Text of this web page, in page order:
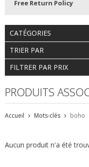
Free Return Policy
CATÉGORIES
TRIER PAR
FILTRER PAR PRIX
PRODUITS
Accueil Mots-clés boho
Aucun produit n'a été